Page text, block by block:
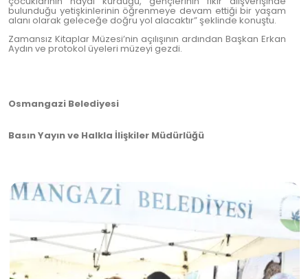
bulunduğu yetişkinlerinin öğrenmeye devam ettiği bir yaşam
alanı olarak geleceğe doğru yol alacaktır” şeklinde konuştu.
Zamansız Kitaplar Müzesi’nin açılışının ardından Başkan Erkan
Aydın ve protokol üyeleri müzeyi gezdi.
Osmangazi Belediyesi
Basın Yayın ve Halkla İlişkiler Müdürlüğü